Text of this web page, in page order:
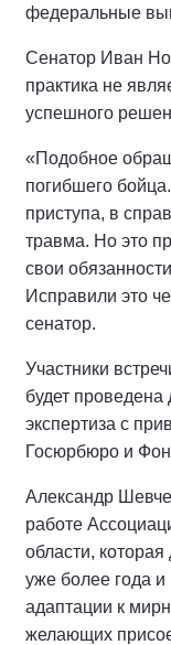
федеральные
Сенатор Иван
практика не
успешного
«Подобное
погибшего
приступа, в
травма. Но это
свои
Исправили это
сенатор.
Участники
будет
экспертиза с
Госюрбюро и
Александр
работе
области, которая
уже более года
адаптации к
желающих